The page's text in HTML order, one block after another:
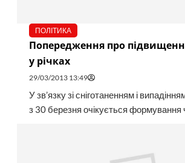
ПОЛІТИКА
Попередження про
у річках
29/03/2013 13:49
У зв’язку зі сніготаненням і
з 30 березня очікується формування